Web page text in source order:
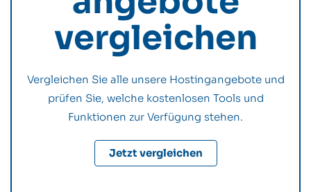
vergleichen
Vergleichen Sie alle unsere Hostingangebote und
prüfen Sie, welche kostenlosen Tools und
Funktionen zur Verfügung stehen.
Jetzt vergleichen